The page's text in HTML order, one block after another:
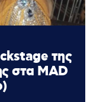
της
στα MAD